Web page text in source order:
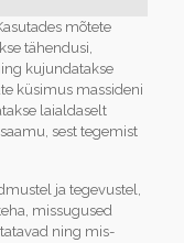
mõtete
tähendusi,
kujundatakse
küsimus massideni
laialdaselt
sest tegemist
ja tegevustel,
missugused
ning mis­